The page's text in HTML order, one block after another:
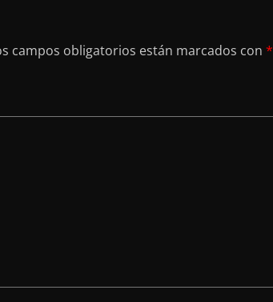
campos obligatorios están marcados con *